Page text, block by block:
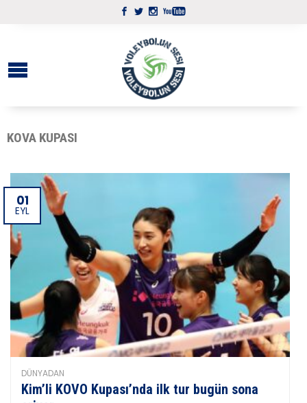
KOVA KUPASI
01
EYL
DÜNYADAN
Kim’li KOVO Kupası’nda ilk tur bugün sona